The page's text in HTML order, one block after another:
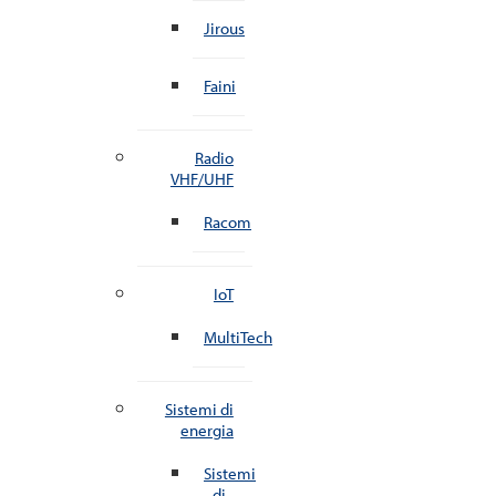
Jirous
Faini
Radio
VHF/UHF
Racom
IoT
MultiTech
Sistemi di
energia
Sistemi